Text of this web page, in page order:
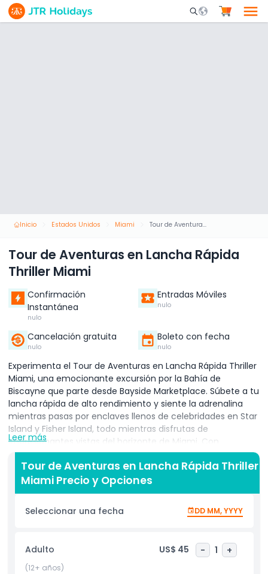
Mobile Search
Inicio Estados Unidos Miami Tour de Aventuras en Lancha Rápida Thriller Miami
Tour de Aventuras en Lancha Rápida
Thriller Miami
Confirmación
Instantánea
nulo
Entradas Móviles
nulo
Cancelación gratuita
nulo
Boleto con fecha
nulo
Experimenta el Tour de Aventuras en Lancha Rápida Thriller
Miami, una emocionante excursión por la Bahía de
Biscayne que parte desde Bayside Marketplace. Súbete a tu
lancha rápida de alto rendimiento y siente la adrenalina
mientras pasas por enclaves llenos de celebridades en Star
Island y Fisher Island, todo mientras disfrutas de
impresionantes vistas del horizonte de Miami. Con
narración en vivo de tu capitán experto, aprenderás
historias exclusivas sobre los monumentos arquitectónicos
de Miami, su fascinante historia y cultura costera. Giros
emocionantes, vueltas bruscas y salpicaduras refrescantes
mantienen los niveles de emoción altos, haciendo que este
tour sea perfecto para familias, parejas y buscadores de
paseo en lancha rápida por Miami muestra gemas ocultas
como el histórico Stiltsville, el bullicioso Puerto de Miami y la
brillante entrada al Océano Atlántico. Salidas frecuentes
Leer más
Tour de Aventuras en Lancha Rápida Thriller
Miami Precio y Opciones
Seleccionar una fecha DD MM, YYYY
Adulto US$ 45 - 1 +
(12+ años)